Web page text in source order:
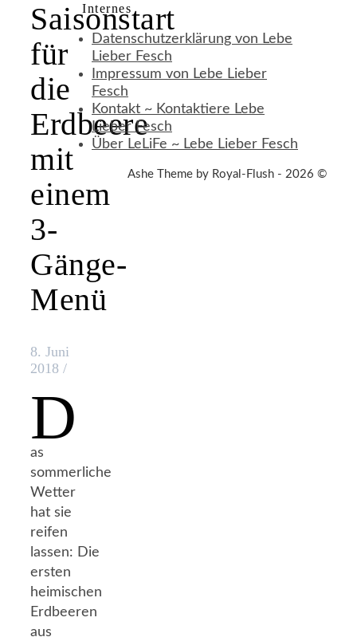
Saisonstart
für
die
Erdbeere
mit
einem
3-
Gänge-
Menü
8. Juni
2018 /
D
as
sommerliche
Wetter
hat sie
reifen
lassen: Die
ersten
heimischen
Erdbeeren
aus
Internes
Datenschutzerklärung von Lebe
Lieber Fesch
Impressum von Lebe Lieber
Fesch
Kontakt ~ Kontaktiere Lebe
Lieber Fesch
Über LeLiFe ~ Lebe Lieber Fesch
Ashe Theme by Royal-Flush - 2026 ©